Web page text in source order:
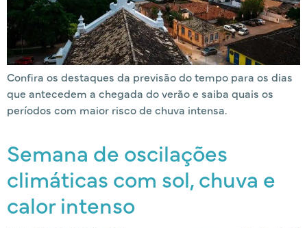
Confira os destaques da previsão do tempo para os dias
que antecedem a chegada do verão e saiba quais os
períodos com maior risco de chuva intensa.
Semana de oscilações
climáticas com sol, chuva e
calor intenso